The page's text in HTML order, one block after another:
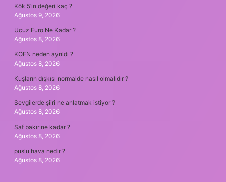
Kök 5’in değeri kaç ?
Ağustos 9, 2026
Ucuz Euro Ne Kadar ?
Ağustos 8, 2026
KÖFN neden ayrıldı ?
Ağustos 8, 2026
Kuşların dışkısı normalde nasıl olmalıdır ?
Ağustos 8, 2026
Sevgilerde şiiri ne anlatmak istiyor ?
Ağustos 8, 2026
Saf bakır ne kadar ?
Ağustos 8, 2026
puslu hava nedir ?
Ağustos 8, 2026